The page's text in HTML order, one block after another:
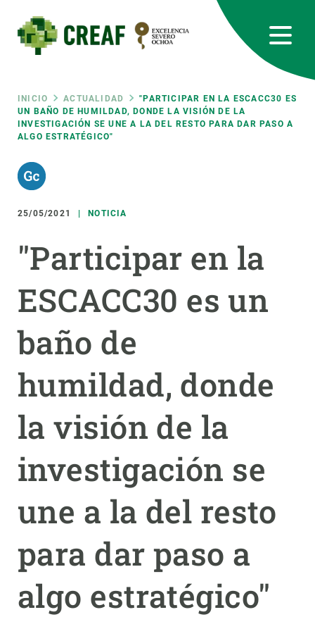
contenido
principal
Ruta
de
navegación
INICIO ACTUALIDAD
"PARTICIPAR EN LA ESCACC30 ES
UN BAÑO DE HUMILDAD, DONDE LA VISIÓN DE LA
INVESTIGACIÓN SE UNE A LA DEL RESTO PARA DAR PASO A
ALGO ESTRATÉGICO"
25/05/2021 NOTICIA
"Participar en la
ESCACC30 es un
baño de
humildad, donde
la visión de la
investigación se
une a la del resto
para dar paso a
algo estratégico"
RRSS
Featured
responsive
INTRANET
Responsive
menu
SOBRE NOSOTROS
INVESTIGACIÓN
ÚNETE A NOSOTROS
PARTICIPA
NOTICIAS Y AGENDA